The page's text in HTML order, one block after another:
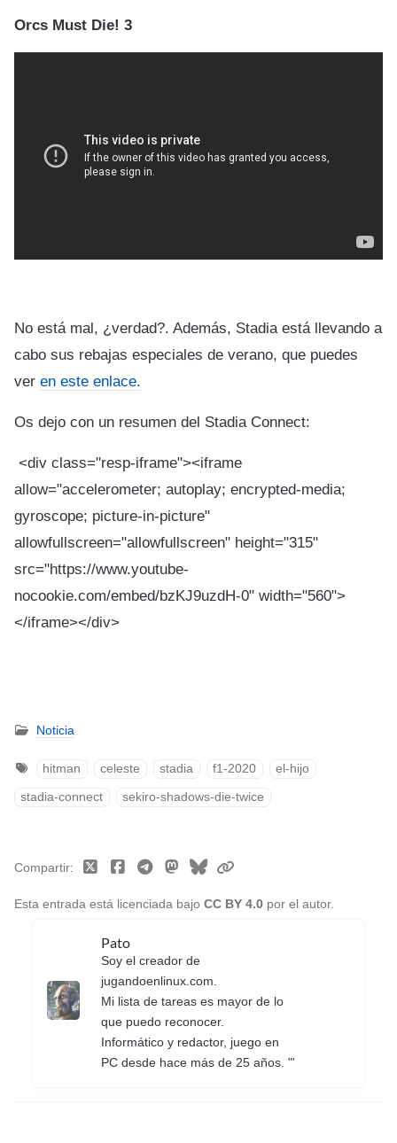
Orcs Must Die! 3
No está mal, ¿verdad?. Además, Stadia está llevando a
cabo sus rebajas especiales de verano, que puedes
ver en este enlace.
Os dejo con un resumen del Stadia Connect:
<div class="resp-iframe"><iframe
allow="accelerometer; autoplay; encrypted-media;
gyroscope; picture-in-picture"
allowfullscreen="allowfullscreen" height="315"
src="https://www.youtube-
nocookie.com/embed/bzKJ9uzdH-0" width="560">
</iframe></div>
Noticia
hitman celeste stadia f1-2020 el-hijo
stadia-connect sekiro-shadows-die-twice
Esta entrada está licenciada bajo CC BY 4.0 por el autor.
Compartir
Pato
Soy el creador de
jugandoenlinux.com.
Mi lista de tareas es mayor de lo
que puedo reconocer.
Informático y redactor, juego en
PC desde hace más de 25 años. "'